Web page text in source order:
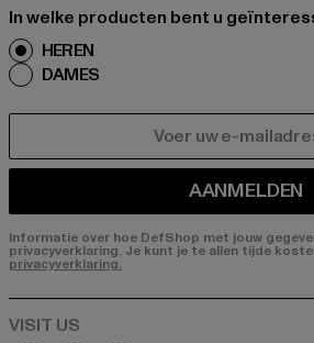
In welke producten bent u
HEREN
DAMES
AANMELDEN
Informatie over hoe DefShop met jouw
privacyverklaring. Je kunt je te allen tijde
privacyverklaring.